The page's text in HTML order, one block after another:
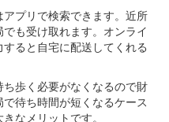
プリで検索できます。近所
も受け取れます。オンライ
ると自宅に配送してくれる
歩く必要がなくなるので財
待ち時間が短くなるケース
なメリットです。